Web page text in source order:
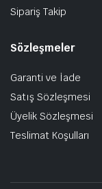
Sipariş Takip
Sözleşmeler
Garanti ve İade
Satış Sözleşmesi
Üyelik Sözleşmesi
Teslimat Koşulları